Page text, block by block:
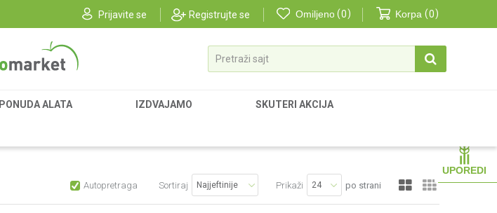
Prijavite se Registrujte se Omiljeno 0 Korpa 0
Pretraži sajt
PONUDA ALATA IZDVAJAMO SKUTERI AKCIJA
UPOREDI
Autopretraga Sortiraj Prikaži po strani